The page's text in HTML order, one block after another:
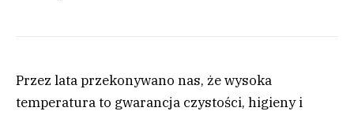
Przez lata przekonywano nas, że wysoka
temperatura to gwarancja czystości, higieny i